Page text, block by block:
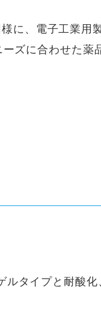
に、電子工業用
ズに合わせた薬
ルタイプと耐酸